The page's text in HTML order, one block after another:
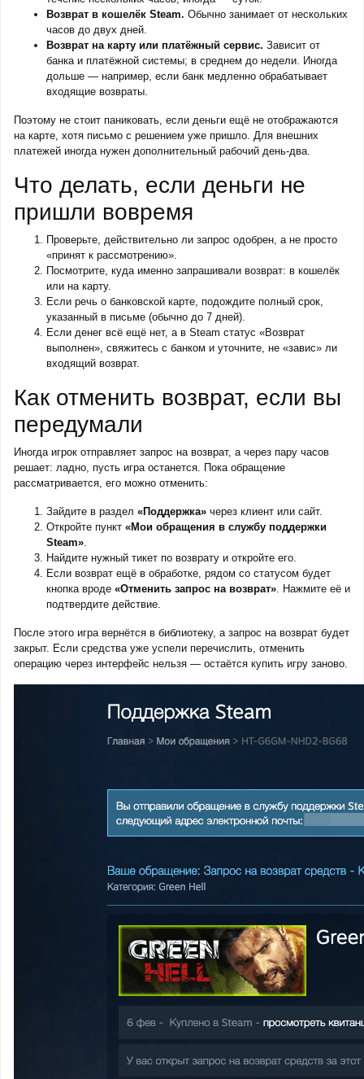
Возврат в кошелёк Steam. Обычно занимает от нескольких
часов до двух дней.
Возврат на карту или платёжный сервис. Зависит от
банка и платёжной системы; в среднем до недели. Иногда
дольше — например, если банк медленно обрабатывает
входящие возвраты.
Поэтому не стоит паниковать, если деньги ещё не отображаются
на карте, хотя письмо с решением уже пришло. Для внешних
платежей иногда нужен дополнительный рабочий день-два.
Что делать, если деньги не
пришли вовремя
Проверьте, действительно ли запрос одобрен, а не просто
«принят к рассмотрению».
Посмотрите, куда именно запрашивали возврат: в кошелёк
или на карту.
Если речь о банковской карте, подождите полный срок,
указанный в письме (обычно до 7 дней).
Если денег всё ещё нет, а в Steam статус «Возврат
выполнен», свяжитесь с банком и уточните, не «завис» ли
входящий возврат.
Как отменить возврат, если вы
передумали
Иногда игрок отправляет запрос на возврат, а через пару часов
решает: ладно, пусть игра останется. Пока обращение
рассматривается, его можно отменить:
Зайдите в раздел «Поддержка» через клиент или сайт.
Откройте пункт «Мои обращения в службу поддержки
Steam».
Найдите нужный тикет по возврату и откройте его.
Если возврат ещё в обработке, рядом со статусом будет
кнопка вроде «Отменить запрос на возврат». Нажмите её и
подтвердите действие.
После этого игра вернётся в библиотеку, а запрос на возврат будет
закрыт. Если средства уже успели перечислить, отменить
операцию через интерфейс нельзя — остаётся купить игру заново.